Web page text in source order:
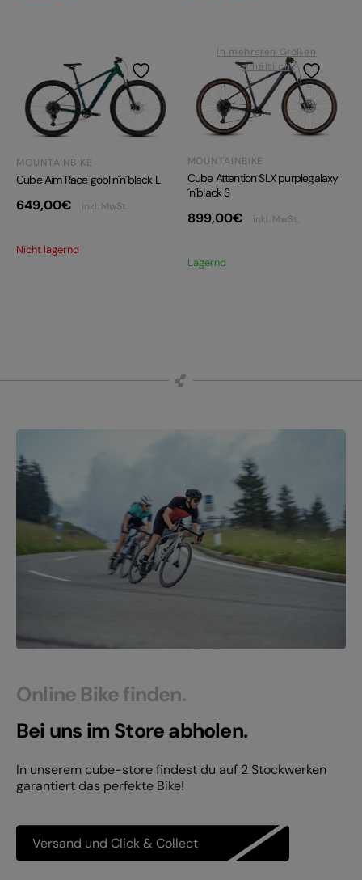
MOUNTAINBIKE
Cube Aim Race goblin´n´black L
649,00€ inkl. MwSt.
Nicht lagernd
In mehreren Größen
erhältlich
MOUNTAINBIKE
Cube Attention SLX purplegalaxy
´n´black S
899,00€ inkl. MwSt.
Lagernd
Online Bike finden.
Bei uns im Store abholen.
In unserem cube-store findest du auf 2 Stockwerken
garantiert das perfekte Bike!
Versand und Click & Collect